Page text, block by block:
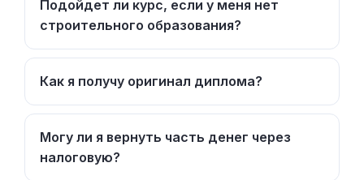
Подойдет ли курс, если у меня нет
строительного образования?
Как я получу оригинал диплома?
Могу ли я вернуть часть денег через
налоговую?